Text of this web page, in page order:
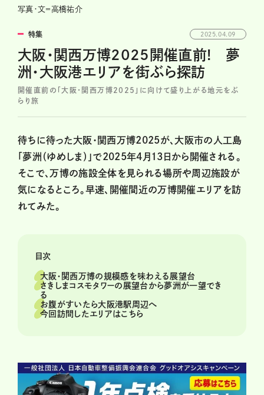
写真・文＝高橋祐介
特集 2025.04.09
大阪・関西万博2025開催直前! 夢
洲・大阪港エリアを街ぶら探訪
開催直前の「大阪・関西万博2025」に向けて盛り上がる地元をぶ
らり旅
待ちに待った大阪・関西万博2025が、大阪市の人工島
「夢洲（ゆめしま）」で2025年4月13日から開催される。
そこで、万博の施設全体を見られる場所や周辺施設が
気になるところ。早速、開催間近の万博開催エリアを訪
れてみた。
目次
大阪・関西万博の規模感を味わえる展望台
さきしまコスモタワーの展望台から夢洲が一望でき
る
お腹がすいたら大阪港駅周辺へ
今回訪問したエリアはこちら